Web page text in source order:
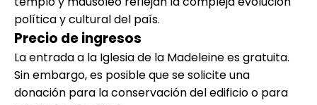
política y cultural del país.
Precio de ingresos
La entrada a la Iglesia de la Madeleine es gratuita.
Sin embargo, es posible que se solicite una
donación para la conservación del edificio o para